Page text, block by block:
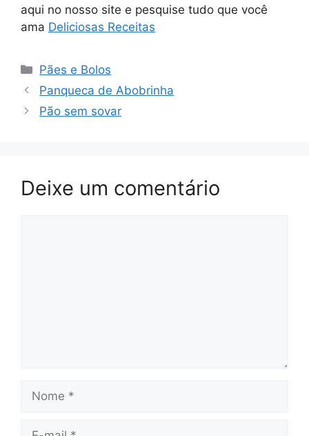
aqui no nosso site e pesquise tudo que você
ama Deliciosas Receitas
Categorias
Pães e Bolos
Panqueca de Abobrinha
Pão sem sovar
Deixe um comentário